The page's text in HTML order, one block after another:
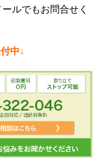
ルでもお問合せく
中↓